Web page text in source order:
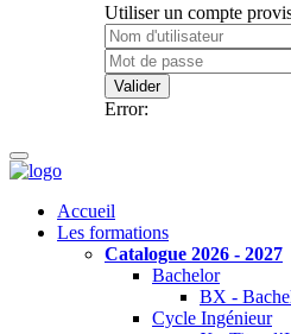
Utiliser un compte
Valider
Error:
Accueil
Les formations
Catalogue 2026 - 2027
Bachelor
BX -
Cycle Ingénieur